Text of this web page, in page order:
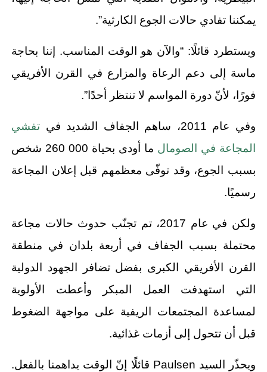
يمكننا تفادي حالات الجوع الكارثية”.
ويستطرد قائلًا: “والآن هو الوقت المناسب. إننا بحاجة
ماسة إلى دعم الرعاة والمزارع في القرن الأفريقي
فورًا، لأنّ دورة المواسم لا تنتظر أحدًا”.
وفي عام 2011، ساهم الجفاف الشديد في
تفشي
المجاعة في الصومال
ما أودى بحياة 000 260 شخص
بسبب الجوع، وقد توفّى معظمهم قبل إعلان المجاعة
رسميًا.
ولكن في عام 2017، تم تجنّب حدوث حالات مجاعة
محتملة بسبب الجفاف في أربعة بلدان في منطقة
القرن الأفريقي الكبرى بفضل تضافر الجهود الدولية
التي استهدفت العمل المبكر وأعطت الأولوية
لمساعدة المجتمعات الريفية على مواجهة الضغوط
قبل أن تتحول إلى أزمات غذائية.
ويحذّر السيد Paulsen قائلًا إنّ الوقت يداهمنا بالفعل.